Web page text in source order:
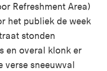
Refreshment Area)
het publiek de week
stonden
en overal klonk er
verse sneeuwval